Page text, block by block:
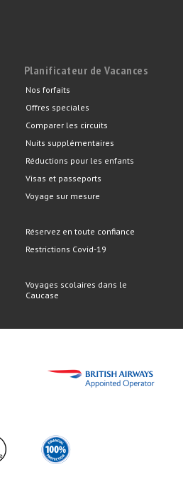
Planificateur de Vacances
Nos forfaits
Offres speciales
Comparer les circuits
Nuits supplémentaires
Réductions pour les enfants
Visas et passeports
Voyage sur mesure
Réservez en toute confiance
Restrictions Covid-19
Voyages scolaires dans le
Caucase